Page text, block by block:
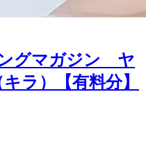
グマガジン ヤ
ラ）【有料分】